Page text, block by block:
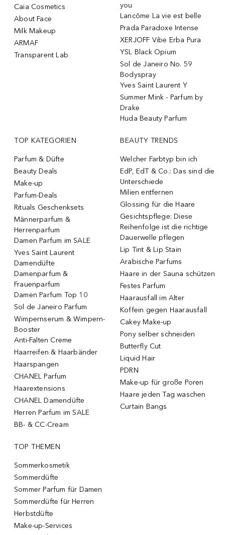
Caia Cosmetics
About Face
Milk Makeup
ARMAF
Transparent Lab
you
Lancôme La vie est belle
Prada Paradoxe Intense
XERJOFF Vibe Erba Pura
YSL Black Opium
Sol de Janeiro No. 59
Bodyspray
Yves Saint Laurent Y
Summer Mink - Parfum by
Drake
Huda Beauty Parfum
TOP KATEGORIEN
Parfum & Düfte
Beauty Deals
Make-up
Parfum-Deals
Rituals Geschenksets
Männerparfum &
Herrenparfum
Damen Parfum im SALE
Yves Saint Laurent
Damendüfte
Damenparfum &
Frauenparfum
Damen Parfum Top 10
Sol de Janeiro Parfum
Wimpernserum & Wimpern-
Booster
Anti-Falten Creme
Haarreifen & Haarbänder
Haarspangen
CHANEL Parfum
Haarextensions
CHANEL Damendüfte
Herren Parfum im SALE
BB- & CC-Cream
BEAUTY TRENDS
Welcher Farbtyp bin ich
EdP, EdT & Co.: Das sind die
Unterschiede
Milien entfernen
Glossing für die Haare
Gesichtspflege: Diese
Reihenfolge ist die richtige
Dauerwelle pflegen
Lip Tint & Lip Stain
Arabische Parfums
Haare in der Sauna schützen
Festes Parfum
Haarausfall im Alter
Koffein gegen Haarausfall
Cakey Make-up
Pony selber schneiden
Butterfly Cut
Liquid Hair
PDRN
Make-up für große Poren
Haare jeden Tag waschen
Curtain Bangs
TOP THEMEN
Sommerkosmetik
Sommerdüfte
Sommer Parfum für Damen
Sommerdüfte für Herren
Herbstdüfte
Make-up-Services